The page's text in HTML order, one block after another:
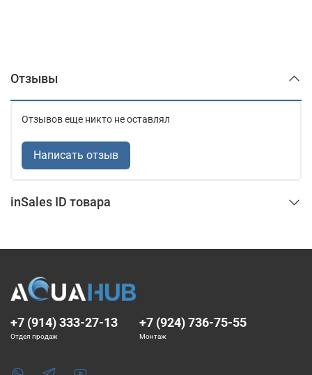
Отзывы
Отзывов еще никто не оставлял
Написать отзыв
inSales ID товара
+7 (914) 333-27-13
Отдел продаж
+7 (924) 736-75-55
Монтаж